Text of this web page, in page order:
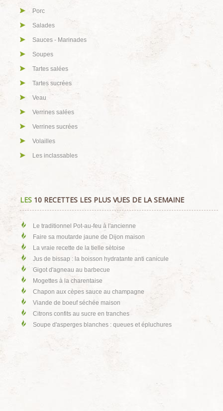
Porc
Salades
Sauces - Marinades
Soupes
Tartes salées
Tartes sucrées
Veau
Verrines salées
Verrines sucrées
Volailles
Les inclassables
LES 10 RECETTES LES PLUS VUES DE LA SEMAINE
Le traditionnel Pot-au-feu à l'ancienne
Faire sa moutarde jaune de Dijon maison
La vraie recette de la tielle sètoise
Jus de bissap : la boisson hydratante anti canicule
Gigot d'agneau au barbecue
Mogettes à la charentaise
Chapon aux cèpes sauce au champagne
Viande de boeuf séchée maison
Citrons confits au sucre en tranches
Soupe d'asperges blanches : queues et épluchures